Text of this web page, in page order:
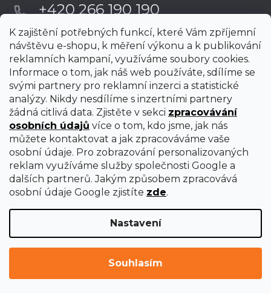
K zajištění potřebných funkcí, které Vám zpříjemní
návštěvu e-shopu, k měření výkonu a k publikování
reklamních kampaní, využíváme soubory cookies.
Informace o tom, jak náš web používáte, sdílíme se
svými partnery pro reklamní inzerci a statistické
analýzy. Nikdy nesdílíme s inzertními partnery
žádná citlivá data. Zjistěte v sekci zpracovávání
osobních údajů více o tom, kdo jsme, jak nás
můžete kontaktovat a jak zpracováváme vaše
osobní údaje. Pro zobrazování personalizovaných
reklam využíváme služby společnosti Google a
dalších partnerů. Jakým způsobem zpracovává
osobní údaje Google zjistíte zde.
Nastavení
Souhlasím
+420 266 190 190
nastavení cookies